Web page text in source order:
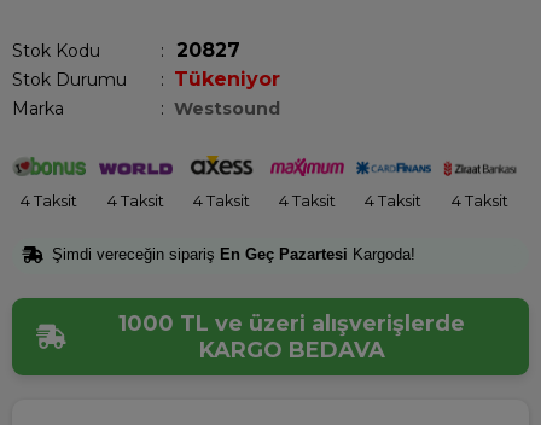
Stok Kodu 20827
Stok Durumu : Tükeniyor
Marka : Westsound
4 Taksit 4 Taksit 4 Taksit 4 Taksit 4 Taksit 4 Taksit
Şimdi vereceğin sipariş En Geç Pazartesi Kargoda!
1000 TL ve üzeri alışverişlerde
KARGO BEDAVA